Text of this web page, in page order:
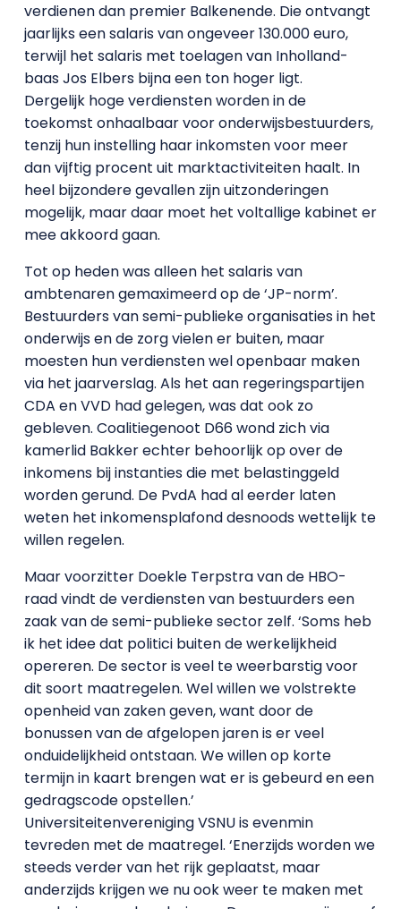
verdienen dan premier Balkenende. Die ontvangt
jaarlijks een salaris van ongeveer 130.000 euro,
terwijl het salaris met toelagen van Inholland-
baas Jos Elbers bijna een ton hoger ligt.
Dergelijk hoge verdiensten worden in de
toekomst onhaalbaar voor onderwijsbestuurders,
tenzij hun instelling haar inkomsten voor meer
dan vijftig procent uit marktactiviteiten haalt. In
heel bijzondere gevallen zijn uitzonderingen
mogelijk, maar daar moet het voltallige kabinet er
mee akkoord gaan.
Tot op heden was alleen het salaris van
ambtenaren gemaximeerd op de ‘JP-norm’.
Bestuurders van semi-publieke organisaties in het
onderwijs en de zorg vielen er buiten, maar
moesten hun verdiensten wel openbaar maken
via het jaarverslag. Als het aan regeringspartijen
CDA en VVD had gelegen, was dat ook zo
gebleven. Coalitiegenoot D66 wond zich via
kamerlid Bakker echter behoorlijk op over de
inkomens bij instanties die met belastinggeld
worden gerund. De PvdA had al eerder laten
weten het inkomensplafond desnoods wettelijk te
willen regelen.
Maar voorzitter Doekle Terpstra van de HBO-
raad vindt de verdiensten van bestuurders een
zaak van de semi-publieke sector zelf. ‘Soms heb
ik het idee dat politici buiten de werkelijkheid
opereren. De sector is veel te weerbarstig voor
dit soort maatregelen. Wel willen we volstrekte
openheid van zaken geven, want door de
bonussen van de afgelopen jaren is er veel
onduidelijkheid ontstaan. We willen op korte
termijn in kaart brengen wat er is gebeurd en een
gedragscode opstellen.’
Universiteitenvereniging VSNU is evenmin
tevreden met de maatregel. ‘Enerzijds worden we
steeds verder van het rijk geplaatst, maar
anderzijds krijgen we nu ook weer te maken met